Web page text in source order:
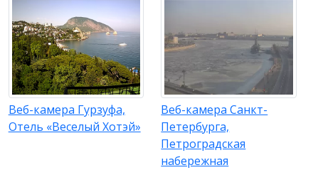
Веб-камера Гурзуфа,
Отель «Веселый Хотэй»
Веб-камера Санкт-
Петербурга,
Петроградская
набережная